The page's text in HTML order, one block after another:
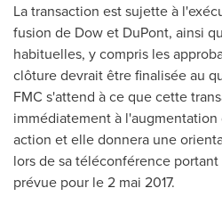
La transaction est sujette à
fusion de Dow et DuPont, ainsi
habituelles, y compris les
clôture devrait être finalisée au
FMC s'attend à ce que cette
immédiatement à
action et elle donnera une
lors de sa téléconférence
prévue pour le 2 mai 2017.